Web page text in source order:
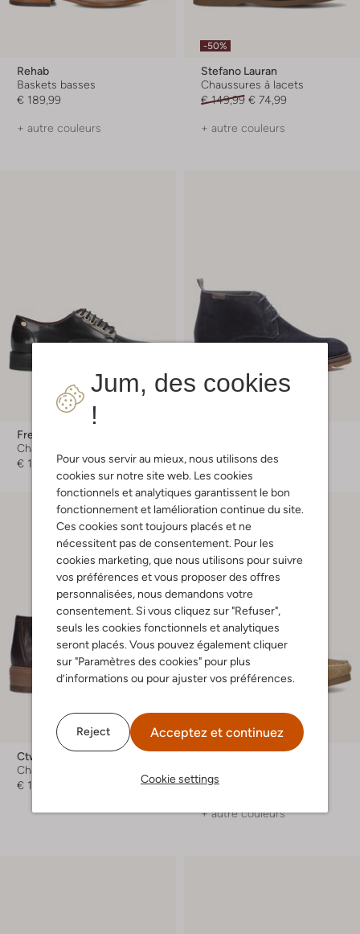
Jum, des cookies
!
Pour vous servir au mieux, nous utilisons des
cookies sur notre site web. Les cookies
fonctionnels et analytiques garantissent le bon
fonctionnement et lamélioration continue du site.
Ces cookies sont toujours placés et ne
nécessitent pas de consentement. Pour les
cookies marketing, que nous utilisons pour suivre
vos préférences et vous proposer des offres
personnalisées, nous demandons votre
consentement. Si vous cliquez sur "Refuser",
seuls les cookies fonctionnels et analytiques
seront placés. Vous pouvez également cliquer
sur "Paramètres des cookies" pour plus
d’informations ou pour ajuster vos préférences.
Reject Acceptez et continuez
Cookie settings
Rehab
Baskets basses
€ 189,99
+ autre couleurs
-50%
Stefano Lauran
Chaussures à lacets
€ 149,99 € 74,99
+ autre couleurs
Fred De La Bretoniere
Chaussures à lacets
€ 199,99
€ 249,99
Ctwlk
Chaussures à lacets
€ 159,99
-40%
€ 149,99
+ autre couleurs